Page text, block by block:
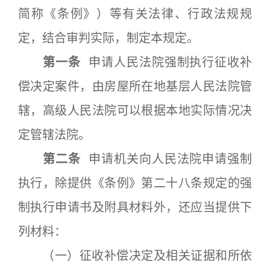
简称《条例》）等有关法律、行政法规规
定，结合审判实际，制定本规定。
第一条 申请人民法院强制执行征收补
偿决定案件，由房屋所在地基层人民法院管
辖，高级人民法院可以根据本地实际情况决
定管辖法院。
第二条 申请机关向人民法院申请强制
执行，除提供《条例》第二十八条规定的强
制执行申请书及附具材料外，还应当提供下
列材料：
（一）征收补偿决定及相关证据和所依